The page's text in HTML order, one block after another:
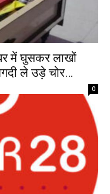
में घुसकर लाखों
ले उड़े चोर…
0